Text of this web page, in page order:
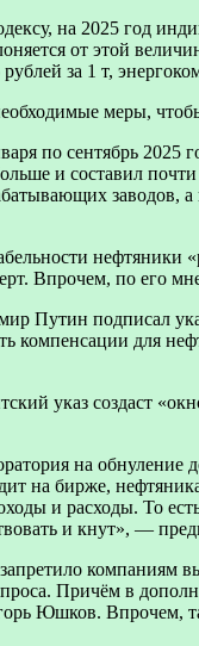
на 2025 год
от этой
за 1 т,
меры,
по сентябрь 2025
и составил
нефтяники
Впрочем, по его
Путин подписал
компенсации для
указ создаст
на
на бирже,
и расходы. То
и кнут», —
компаниям
Причём в
Юшков. Впрочем,